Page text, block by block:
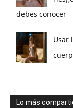
debes conocer
Usar
Lo más